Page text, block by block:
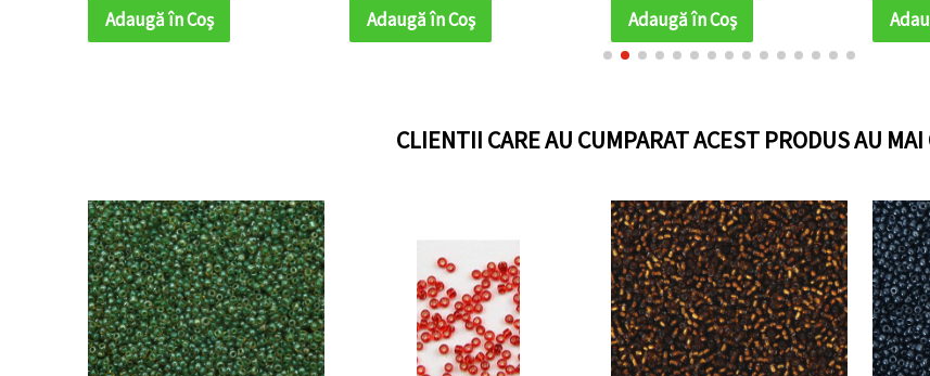
Adaugă în Coş Adaugă în Coş Adaugă în Coş
CLIENTII CARE AU CUMPARAT ACEST PRODUS AU